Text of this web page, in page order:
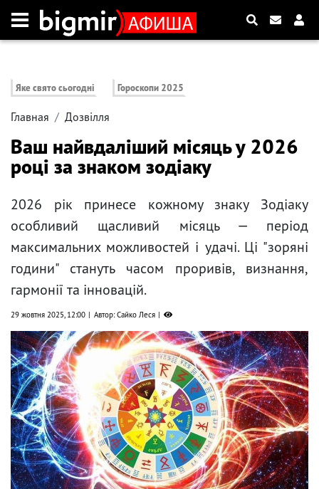
Яке свято сьогодні Гороскопи 2025
Главная Дозвілля
Ваш найвдаліший місяць у 2026
році за знаком зодіаку
2026 рік принесе кожному знаку Зодіаку
особливий щасливий місяць — період
максимальних можливостей і удачі. Ці "зоряні
години" стануть часом проривів, визнання,
гармонії та інновацій.
29 жовтня 2025, 12:00 Автор: Сайко Леся